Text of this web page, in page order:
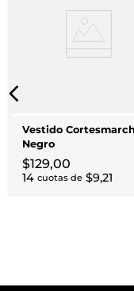
Vestido
Negro
$129,00
14 cuotas de $9,21